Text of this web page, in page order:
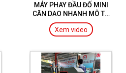
MÁY PHAY ĐẦU ĐỐ MINI
CĂN DAO NHANH MÔ TƠ
3KW TẶNG KÈM 2 LƯỠI
XINGFA CÁNH VÀ KHUNG
Xem video